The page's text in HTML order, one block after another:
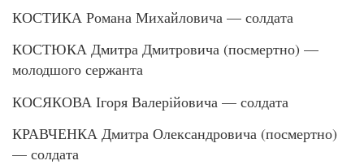
КОСТИКА Романа Михайловича — солдата
КОСТЮКА Дмитра Дмитровича (посмертно) —
молодшого сержанта
КОСЯКОВА Ігоря Валерійовича — солдата
КРАВЧЕНКА Дмитра Олександровича (посмертно)
— солдата